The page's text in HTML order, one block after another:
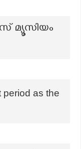
period as the